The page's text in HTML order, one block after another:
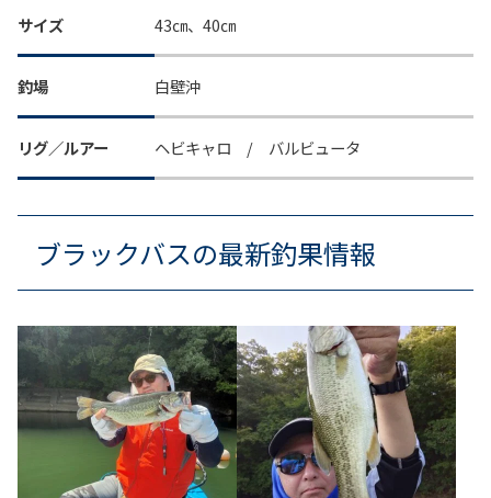
サイズ 43㎝、40㎝
釣場 白壁沖
リグ／ルアー ヘビキャロ / バルビュータ
ブラックバスの最新釣果情報